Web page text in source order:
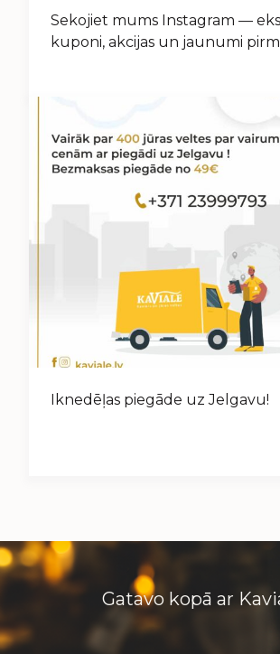
Sekojiet mums Instagram —
kuponi, akcijas un jaunumi
Iknedēļas piegāde uz Jelgavu!
Gatavo kopā ar